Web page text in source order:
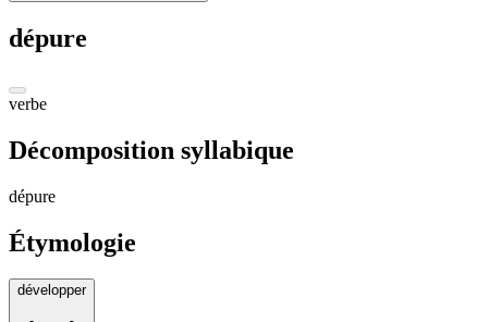
dépure
verbe
Décomposition syllabique
dépure
Étymologie
développer